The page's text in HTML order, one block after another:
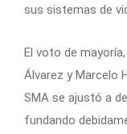
sus sistemas de
El voto de
Álvarez y Marcelo
SMA se ajustó a
fundando